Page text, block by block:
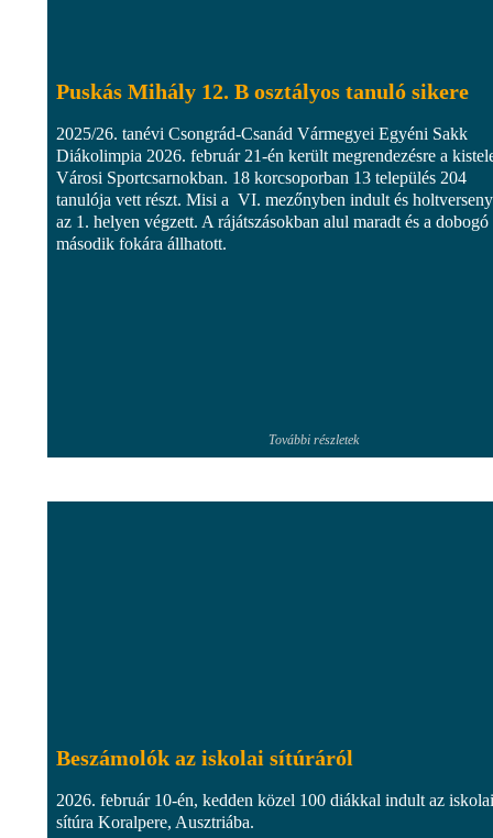
Puskás Mihály 12. B osztályos tanuló sikere
2025/26. tanévi Csongrád-Csanád Vármegyei Egyéni Sakk
Diákolimpia 2026. február 21-én került megrendezésre a
Városi Sportcsarnokban. 18 korcsoporban 13 település 204
tanulója vett részt. Misi a VI. mezőnyben indult és
az 1. helyen végzett. A rájátszásokban alul maradt és a dobogó
második fokára állhatott.
További részletek
Beszámolók az iskolai sítúráról
2026. február 10-én, kedden közel 100 diákkal indult az iskolai
sítúra Koralpere, Ausztriába.